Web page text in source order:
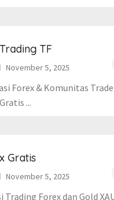
TF
November 5, 2025
Forex & Komunitas
...
Gratis
November 5, 2025
Forex dan Gold